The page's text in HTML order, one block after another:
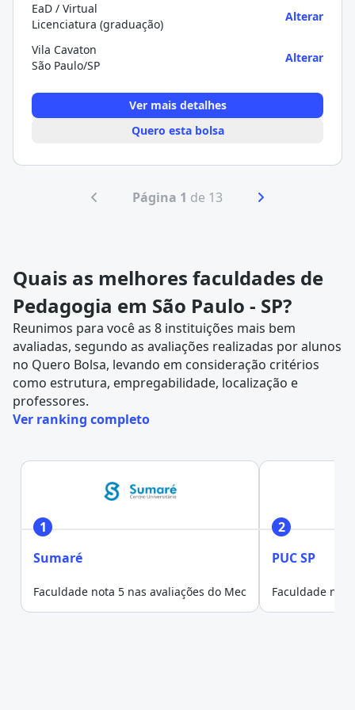
EaD / Virtual
Licenciatura (graduação)
Alterar
Vila Cavaton
São Paulo/SP
Alterar
Ver mais detalhes
Quero esta bolsa
Página 1 de 13
Quais as melhores faculdades de
Pedagogia em São Paulo - SP?
Reunimos para você as 8 instituições mais bem
avaliadas, segundo as avaliações realizadas por alunos
no Quero Bolsa, levando em consideração critérios
como estrutura, empregabilidade, localização e
professores.
Ver ranking completo
1
Sumaré
Faculdade nota 5 nas avaliações do Mec
2
PUC SP
Faculdade